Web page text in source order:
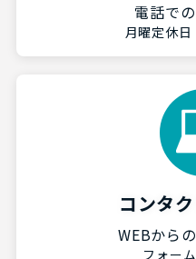
電話で
月曜定休
コンタ
WEBから
フォー